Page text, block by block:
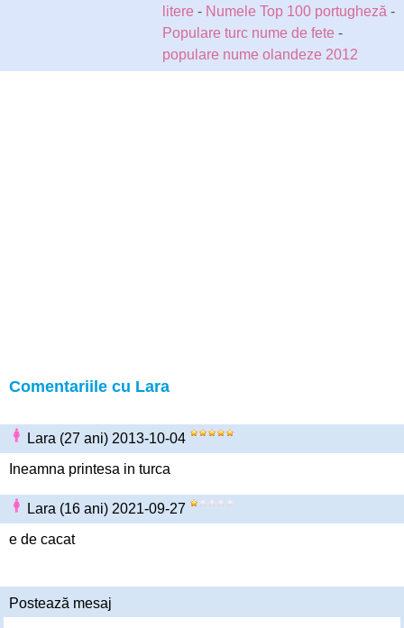
litere - Numele Top 100 portugheză -
Populare turc nume de fete -
populare nume olandeze 2012
Comentariile cu Lara
Lara (27 ani) 2013-10-04
Ineamna printesa in turca
Lara (16 ani) 2021-09-27
e de cacat
Postează mesaj